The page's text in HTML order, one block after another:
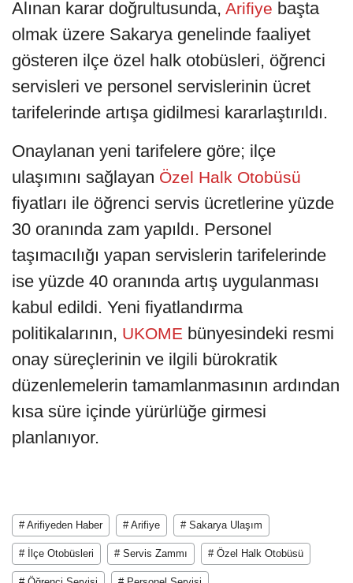
Alınan karar doğrultusunda, Arifiye başta
olmak üzere Sakarya genelinde faaliyet
gösteren ilçe özel halk otobüsleri, öğrenci
servisleri ve personel servislerinin ücret
tarifelerinde artışa gidilmesi kararlaştırıldı.
Onaylanan yeni tarifelere göre; ilçe
ulaşımını sağlayan Özel Halk Otobüsü
fiyatları ile öğrenci servis ücretlerine yüzde
30 oranında zam yapıldı. Personel
taşımacılığı yapan servislerin tarifelerinde
ise yüzde 40 oranında artış uygulanması
kabul edildi. Yeni fiyatlandırma
politikalarının, UKOME bünyesindeki resmi
onay süreçlerinin ve ilgili bürokratik
düzenlemelerin tamamlanmasının ardından
kısa süre içinde yürürlüğe girmesi
planlanıyor.
# Arifiyeden Haber # Arifiye # Sakarya Ulaşım
# İlçe Otobüsleri # Servis Zammı # Özel Halk Otobüsü